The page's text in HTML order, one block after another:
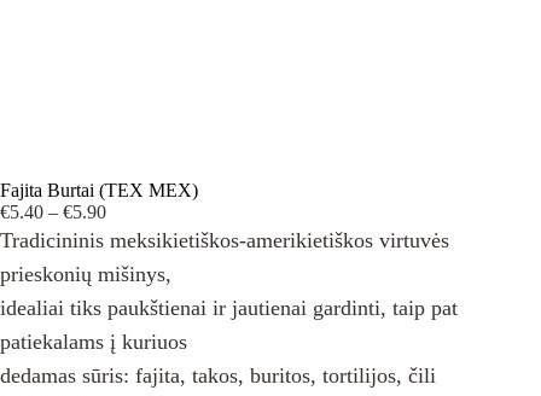
Fajita Burtai (TEX MEX)
€5.40 – €5.90Price
range:
€5.40
through
€5.90
Tradicininis meksikietiškos-amerikietiškos virtuvės
prieskonių mišinys,
idealiai tiks paukštienai ir jautienai gardinti, taip pat
patiekalams į kuriuos
dedamas sūris: fajita, takos, buritos, tortilijos, čili